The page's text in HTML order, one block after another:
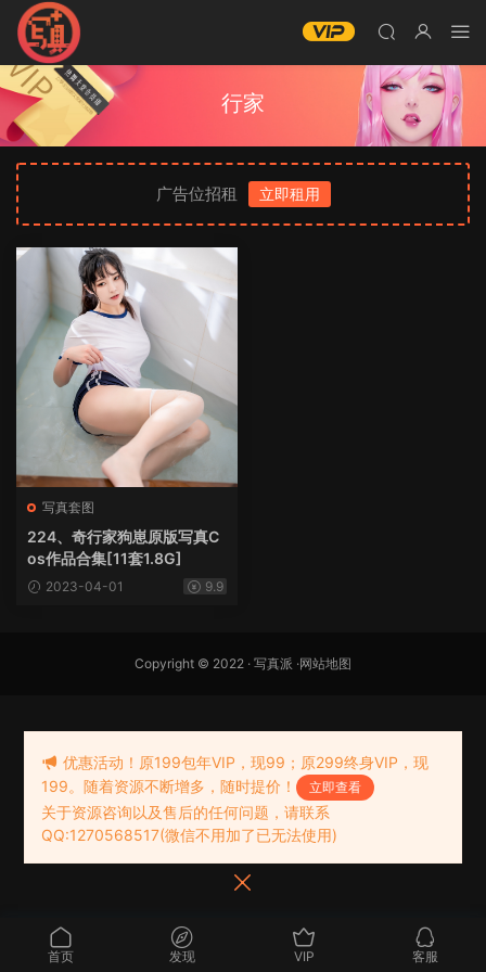
行家
广告位招租 立即租用
写真套图
224、奇行家狗崽原版写真C
os作品合集[11套1.8G]
2023-04-01 9.9
Copyright © 2022 · 写真派 ·网站地图
首页 发现 VIP 客服
优惠活动！原199包年VIP，现99；原299终身VIP，现
199。随着资源不断增多，随时提价！
立即查看
关于资源咨询以及售后的任何问题，请联系
QQ:1270568517(微信不用加了已无法使用)